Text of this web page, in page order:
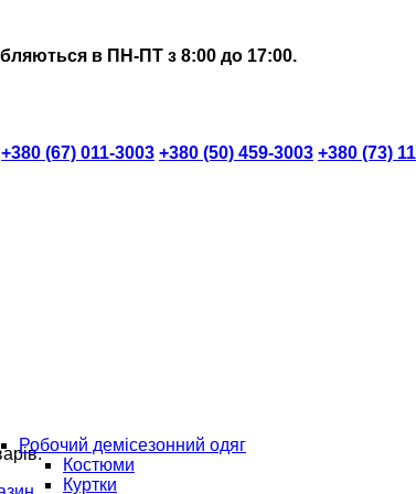
в ПН-ПТ з 8:00 до 17:00.
+380 (67) 011-3003 +380 (50) 459-3003 +380 (73)
Робочий демісезонний одяг
Костюми
Куртки